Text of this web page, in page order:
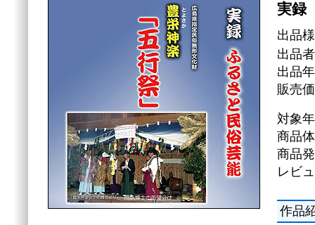
実録
出品
出品
出品
販売
対象
商品
商品
レビ
作品